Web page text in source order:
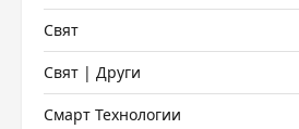
Свят
Свят | Други
Смарт Технологии